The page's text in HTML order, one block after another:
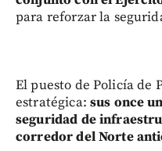
para reforzar la
El puesto de Policía de
estratégica: sus once
seguridad de
corredor del Norte